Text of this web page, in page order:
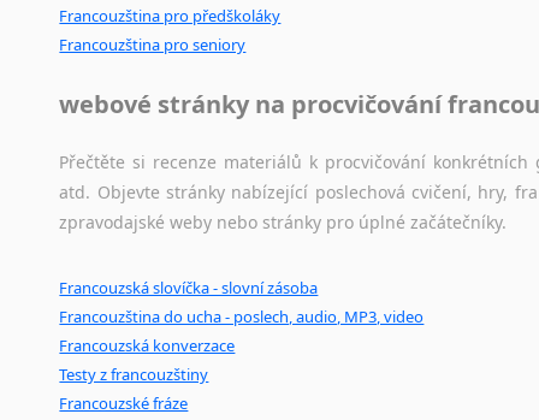
Francouzština pro předškoláky
Francouzština pro seniory
webové stránky na procvičování
Přečtěte si recenze materiálů k procvičování
atd. Objevte stránky nabízející poslechová cvičení, hry,
zpravodajské weby nebo stránky pro úplné začátečníky.
Francouzská slovíčka - slovní zásoba
Francouzština do ucha - poslech, audio, MP3, video
Francouzská konverzace
Testy z francouzštiny
Francouzské fráze